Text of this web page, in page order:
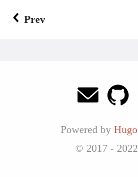
Prev
Powered by Hugo
© 2017 - 2022